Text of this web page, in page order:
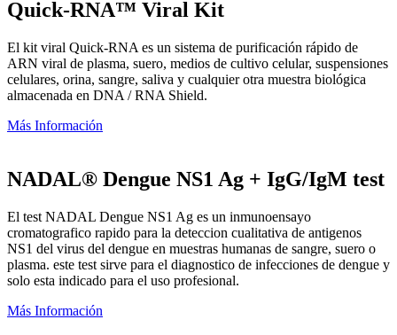
Quick-RNA™ Viral Kit
El kit viral Quick-RNA es un sistema de purificación rápido de
ARN viral de plasma, suero, medios de cultivo celular, suspensiones
celulares, orina, sangre, saliva y cualquier otra muestra biológica
almacenada en DNA / RNA Shield.
Más Información
NADAL® Dengue NS1 Ag + IgG/IgM test
El test NADAL Dengue NS1 Ag es un inmunoensayo
cromatografico rapido para la deteccion cualitativa de antigenos
NS1 del virus del dengue en muestras humanas de sangre, suero o
plasma. este test sirve para el diagnostico de infecciones de dengue y
solo esta indicado para el uso profesional.
Más Información